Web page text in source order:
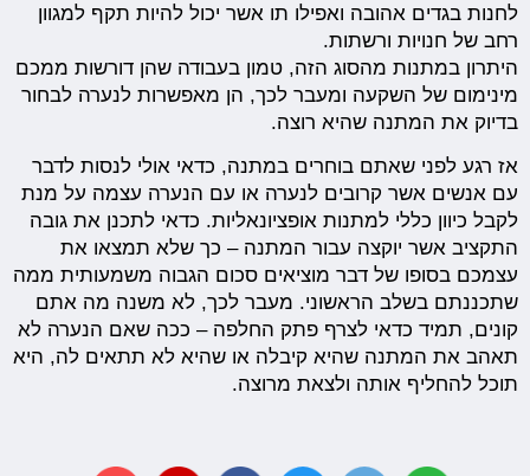
לחנות בגדים אהובה ואפילו תו אשר יכול להיות תקף למגוון
רחב של חנויות ורשתות.
היתרון במתנות מהסוג הזה, טמון בעבודה שהן דורשות ממכם
מינימום של השקעה ומעבר לכך, הן מאפשרות לנערה לבחור
בדיוק את המתנה שהיא רוצה.
אז רגע לפני שאתם בוחרים במתנה, כדאי אולי לנסות לדבר
עם אנשים אשר קרובים לנערה או עם הנערה עצמה על מנת
לקבל כיוון כללי למתנות אופציונאליות. כדאי לתכנן את גובה
התקציב אשר יוקצה עבור המתנה – כך שלא תמצאו את
עצמכם בסופו של דבר מוציאים סכום הגבוה משמעותית ממה
שתכננתם בשלב הראשוני. מעבר לכך, לא משנה מה אתם
קונים, תמיד כדאי לצרף פתק החלפה – ככה שאם הנערה לא
תאהב את המתנה שהיא קיבלה או שהיא לא תתאים לה, היא
תוכל להחליף אותה ולצאת מרוצה.